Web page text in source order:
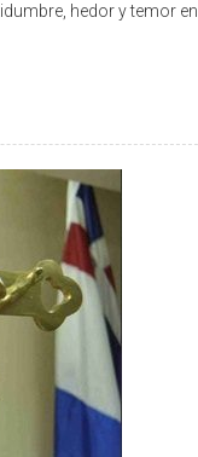
hedor y temor en